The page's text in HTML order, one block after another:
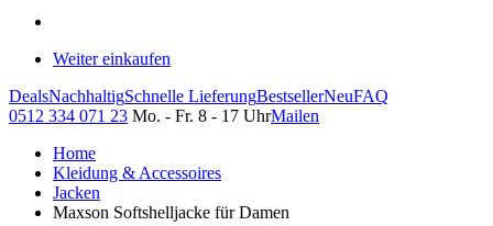
Weiter einkaufen
DealsNachhaltigSchnelle LieferungBestsellerNeuFAQ
0512 334 071 23 Mo. - Fr. 8 - 17 UhrMailen
Home
Kleidung & Accessoires
Jacken
Maxson Softshelljacke für Damen